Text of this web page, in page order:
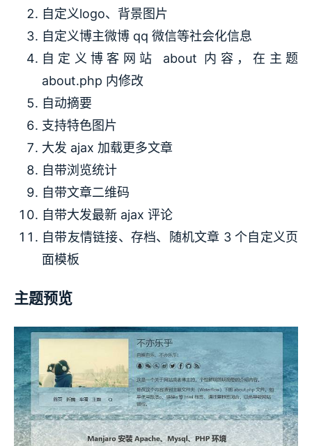
自定义logo、背景图片
自定义博主微博 qq 微信等社会化信息
自定义博客网站 about 内容，在主题
about.php 内修改
自动摘要
支持特色图片
大发 ajax 加载更多文章
自带浏览统计
自带文章二维码
自带大发最新 ajax 评论
自带友情链接、存档、随机文章 3 个自定义页
面模板
主题预览